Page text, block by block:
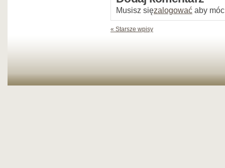
Musisz sięzalogować aby
« Starsze wpisy